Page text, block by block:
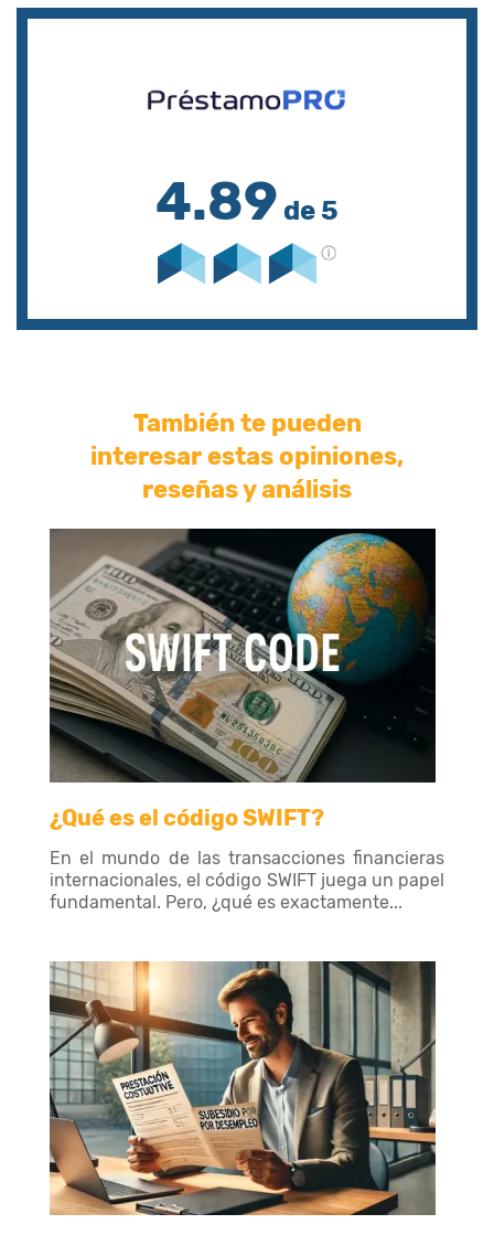
4.89 de 5
También te pueden
interesar estas opiniones,
reseñas y análisis
¿Qué es el código SWIFT?
En el mundo de las transacciones financieras
internacionales, el código SWIFT juega un papel
fundamental. Pero, ¿qué es exactamente...